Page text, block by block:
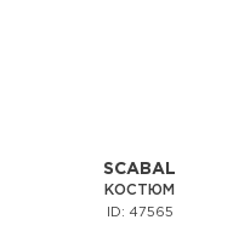
SCABAL
КОСТЮМ
ID: 47565